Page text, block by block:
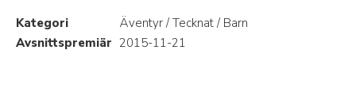
Kategori
Äventyr / Tecknat / Barn
Avsnittspremiär 2015-11-21